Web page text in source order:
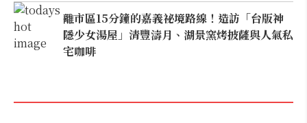
離市區15分鐘的嘉義祕境路線！造訪「台版神
隱少女湯屋」清豐濤月、湖景窯烤披薩與人氣私
宅咖啡